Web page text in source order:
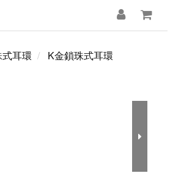
耳環 K金鎖珠式耳環